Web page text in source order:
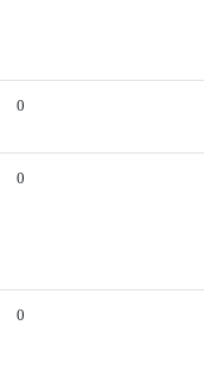
0
0
0